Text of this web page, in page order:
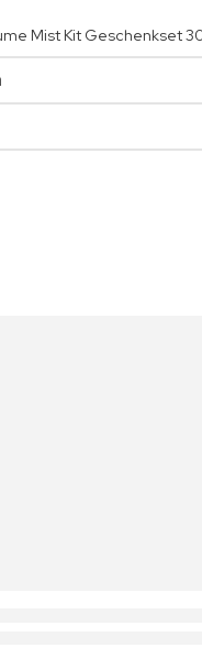
Mist Kit Geschenkset